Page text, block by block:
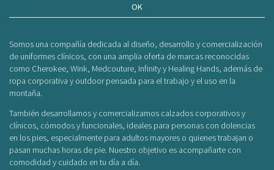
OK
Somos una compañía dedicada al diseño, desarrollo y comercialización
de uniformes clínicos, con una amplia oferta de marcas reconocidas
como Cherokee, Wink, Medcouture, Infinity y Healing Hands, además de
ropa corporativa y outdoor pensada para el trabajo y el uso en la
montaña.
También desarrollamos y comercializamos calzados corporativos y
clínicos, cómodos y funcionales, ideales para personas con dolencias
en los pies, especialmente para adultos mayores o quienes trabajan o
pasan muchas horas de pie. Nuestro objetivo es acompañarte con
comodidad y cuidado en tu día a día.